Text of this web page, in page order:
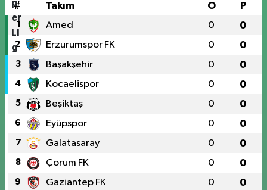
# Takım O P
1 Amed 0 0
2 Erzurumspor FK 0 0
3 Başakşehir 0 0
4 Kocaelispor 0 0
5 Beşiktaş 0 0
6 Eyüpspor 0 0
7 Galatasaray 0 0
8 Çorum FK 0 0
9 Gaziantep FK 0 0